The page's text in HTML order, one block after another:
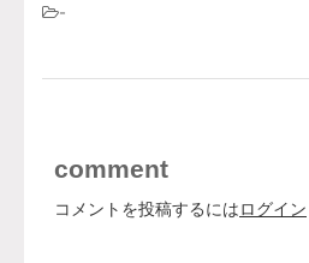
-
comment
コメントを投稿するにはログイン